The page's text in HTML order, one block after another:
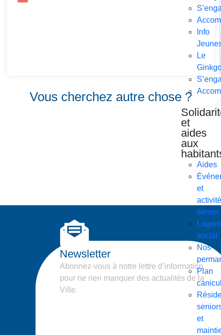
Info
Le
et
aides
aux
Aides
et
sénior
social
Nos
Plan
et
Vous cherchez autre chose ?
Newsletter
Abonnez-vous à notre lettre d’information
pour ne rien manquer des actualités de la
Ville.